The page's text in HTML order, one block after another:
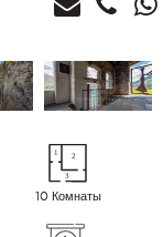
10 Комнаты